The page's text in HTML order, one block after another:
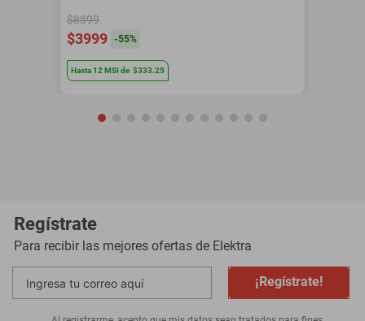
$8899
$3999 -55%
Hasta12 MSIde $333.25
Regístrate
Para recibir las mejores ofertas de Elektra
¡Regístrate!